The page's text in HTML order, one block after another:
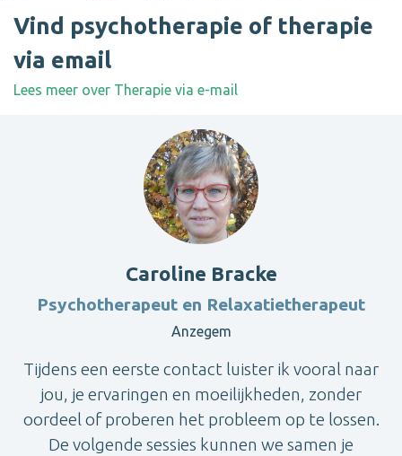
Vind psychotherapie of therapie
via email
Lees meer over Therapie via e-mail
Caroline Bracke
Psychotherapeut en Relaxatietherapeut
Anzegem
Tijdens een eerste contact luister ik vooral naar
jou, je ervaringen en moeilijkheden, zonder
oordeel of proberen het probleem op te lossen.
De volgende sessies kunnen we samen je